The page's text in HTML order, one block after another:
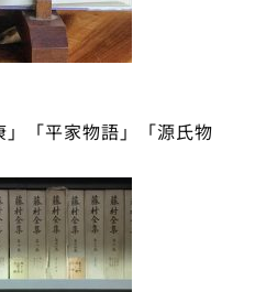
」「平家物語」「源氏物